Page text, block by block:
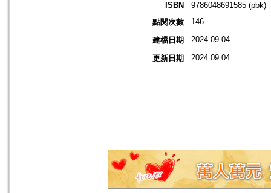
ISBN
9786048691585 (pbk)
點閱次數
146
建檔日期 2024.09.04
更新日期 2024.09.04